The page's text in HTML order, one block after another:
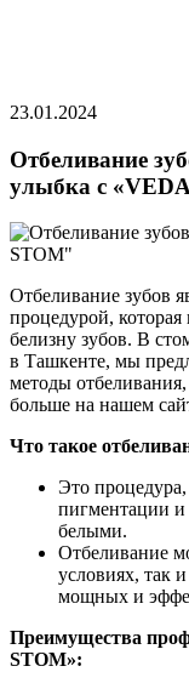
23.01.2024
Отбеливание
улыбка с
Отбеливание зубов
процедурой, которая
белизну зубов. В
в Ташкенте, мы
методы
больше на нашем
Что такое
Это
пигментации и
белыми.
Отбеливание
условиях, так
мощных и
Преимущества
STOM»: